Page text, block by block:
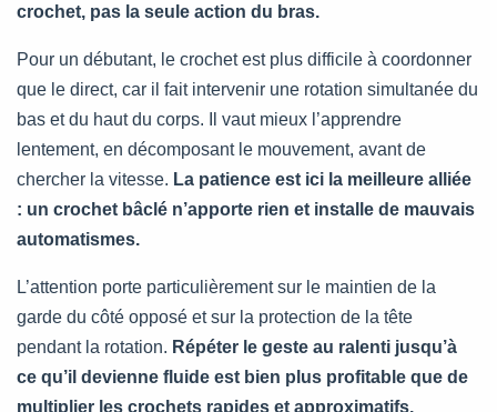
crochet, pas la seule action du bras.
Pour un débutant, le crochet est plus difficile à coordonner
que le direct, car il fait intervenir une rotation simultanée du
bas et du haut du corps. Il vaut mieux l’apprendre
lentement, en décomposant le mouvement, avant de
chercher la vitesse. La patience est ici la meilleure alliée
: un crochet bâclé n’apporte rien et installe de mauvais
automatismes.
L’attention porte particulièrement sur le maintien de la
garde du côté opposé et sur la protection de la tête
pendant la rotation. Répéter le geste au ralenti jusqu’à
ce qu’il devienne fluide est bien plus profitable que de
multiplier les crochets rapides et approximatifs.